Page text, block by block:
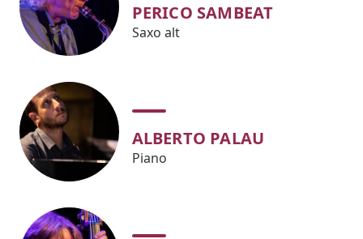
PERICO SAMBEAT
Saxo alt
ALBERTO PALAU
Piano